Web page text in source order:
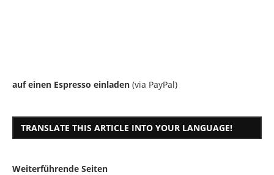
auf einen Espresso einladen (via PayPal)
TRANSLATE THIS ARTICLE INTO YOUR LANGUAGE!
Weiterführende Seiten